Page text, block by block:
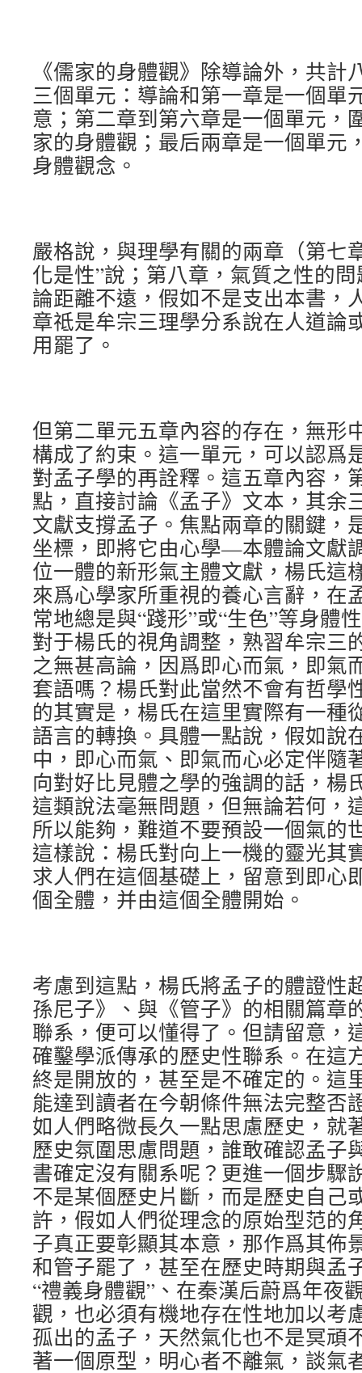
《儒家的身體觀》除導論外，共計
三個單元：導論和第一章是一個單
意；第二章到第六章是一個單元，
家的身體觀；最后兩章是一個單元
身體觀念。
嚴格說，與理學有關的兩章（第七
化是性”說；第八章，氣質之性的
論距離不遠，假如不是支出本書，
章祗是牟宗三理學分系說在人道論
用罷了。
但第二單元五章內容的存在，無形
構成了約束。這一單元，可以認爲
對孟子學的再詮釋。這五章內容，
點，直接討論《孟子》文本，其余
文獻支撐孟子。焦點兩章的關鍵，
坐標，即將它由心學—本體論文
位一體的新形氣主體文獻，楊氏這
來爲心學家所重視的養心言辭，在
常地總是與“踐形”或“生色”等身體
對于楊氏的視角調整，熟習牟宗三
之無甚高論，因爲即心而氣，即氣
套語嗎？楊氏對此當然不會有哲學
的其實是，楊氏在這里實際有一種
語言的轉換。具體一點說，假如說
中，即心而氣、即氣而心必定伴隨
向對好比見體之學的強調的話，楊
這類說法毫無問題，但無論若何，
所以能夠，難道不要預設一個氣的
這樣說：楊氏對向上一機的靈光其
求人們在這個基礎上，留意到即心
個全體，并由這個全體開始。
考慮到這點，楊氏將孟子的體證性
孫尼子》、與《管子》的相關篇章
聯系，便可以懂得了。但請留意，
確鑿學派傳承的歷史性聯系。在這
終是開放的，甚至是不確定的。這
能達到讀者在今朝條件無法完整否
如人們略微長久一點思慮歷史，就
歷史氛圍思慮問題，誰敢確認孟子
書確定沒有關系呢？更進一個步驟
不是某個歷史片斷，而是歷史自己
許，假如人們從理念的原始型范的
子真正要彰顯其本意，那作爲其佈
和管子罷了，甚至在歷史時期與孟
“禮義身體觀”、在秦漢后蔚爲年夜
觀，也必須有機地存在性地加以考
孤出的孟子，天然氣化也不是冥頑
著一個原型，明心者不離氣，談氣